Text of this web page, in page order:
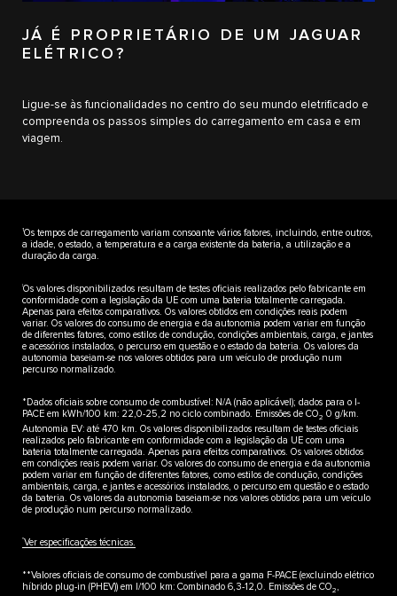
JÁ É PROPRIETÁRIO DE UM JAGUAR
ELÉTRICO?
Ligue-se às funcionalidades no centro do seu mundo eletrificado e
compreenda os passos simples do carregamento em casa e em
viagem.
1Os tempos de carregamento variam consoante vários fatores, incluindo, entre outros,
a idade, o estado, a temperatura e a carga existente da bateria, a utilização e a
duração da carga.
‡Os valores disponibilizados resultam de testes oficiais realizados pelo fabricante em
conformidade com a legislação da UE com uma bateria totalmente carregada.
Apenas para efeitos comparativos. Os valores obtidos em condições reais podem
variar. Os valores do consumo de energia e da autonomia podem variar em função
de diferentes fatores, como estilos de condução, condições ambientais, carga, e jantes
e acessórios instalados, o percurso em questão e o estado da bateria. Os valores da
autonomia baseiam-se nos valores obtidos para um veículo de produção num
percurso normalizado.
*Dados oficiais sobre consumo de combustível: N/A (não aplicável); dados para o I-
PACE em kWh/100 km: 22,0-25,2 no ciclo combinado. Emissões de CO2 0 g/km.
Autonomia EV: até 470 km. Os valores disponibilizados resultam de testes oficiais
realizados pelo fabricante em conformidade com a legislação da UE com uma
bateria totalmente carregada. Apenas para efeitos comparativos. Os valores obtidos
em condições reais podem variar. Os valores do consumo de energia e da autonomia
podem variar em função de diferentes fatores, como estilos de condução, condições
ambientais, carga, e jantes e acessórios instalados, o percurso em questão e o estado
da bateria. Os valores da autonomia baseiam-se nos valores obtidos para um veículo
de produção num percurso normalizado.
††Ver especificações técnicas.
**Valores oficiais de consumo de combustível para a gama F-PACE (excluindo elétrico
híbrido plug-in (PHEV)) em I/100 km: Combinado 6,3-12,0. Emissões de CO2,